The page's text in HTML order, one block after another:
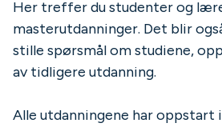
Her treffer du studenter og
masterutdanninger. Det blir
stille spørsmål om studiene,
av tidligere utdanning.
Alle utdanningene har oppstart